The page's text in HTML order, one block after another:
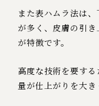
また表ハムラ法は
が多く、皮膚の引
が特徴です。
高度な技術を要す
量が仕上がりを大き